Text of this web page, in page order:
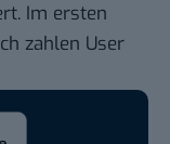
Im ersten
zahlen User